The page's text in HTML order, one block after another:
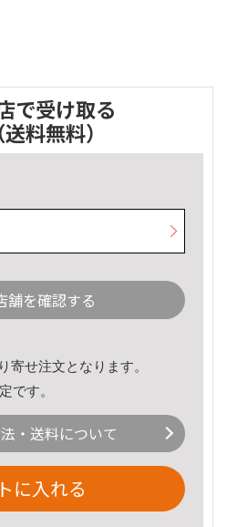
で受け取る
（送料無料）
舗を確認する
寄せ注文となります。
です。
・送料について
に入れる